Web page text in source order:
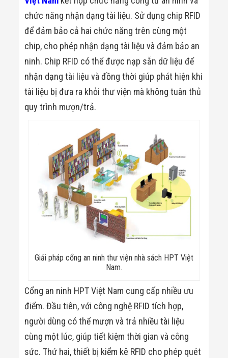
chức năng nhận dạng tài liệu. Sử dụng chip RFID
để đảm bảo cả hai chức năng trên cùng một
chip, cho phép nhận dạng tài liệu và đảm bảo an
ninh. Chip RFID có thể được nạp sẵn dữ liệu để
nhận dạng tài liệu và đồng thời giúp phát hiện khi
tài liệu bị đưa ra khỏi thư viện mà không tuân thủ
quy trình mượn/trả.
Giải pháp cổng an ninh thư viện nhà sách HPT Việt
Nam.
Cổng an ninh HPT Việt Nam cung cấp nhiều ưu
điểm. Đầu tiên, với công nghệ RFID tích hợp,
người dùng có thể mượn và trả nhiều tài liệu
cùng một lúc, giúp tiết kiệm thời gian và công
sức. Thứ hai, thiết bị kiểm kê RFID cho phép quét